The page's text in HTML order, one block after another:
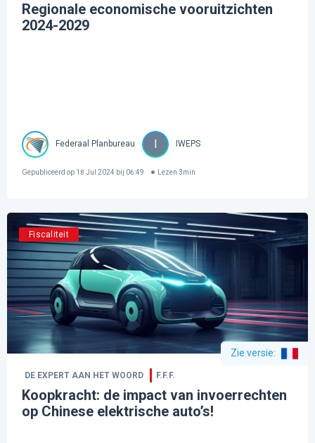
Regionale economische vooruitzichten
2024-2029
Federaal Planbureau I IWEPS
Gepubliceerd op 18 Jul 2024 bij 06:49 Lezen 3min
Fiscaliteit
Zie versie:
DE EXPERT AAN HET WOORD F.F.F.
Koopkracht: de impact van invoerrechten
op Chinese elektrische auto’s!